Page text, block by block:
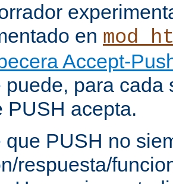
en
Accept-
puede, para cada
PUSH acepta.
que PUSH no
respuesta/